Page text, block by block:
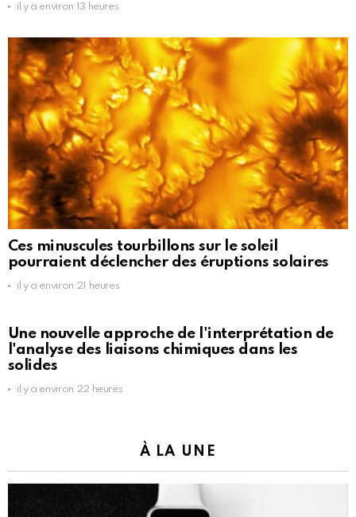
il y a environ 13 heures
Ces minuscules tourbillons sur le soleil
pourraient déclencher des éruptions solaires
il y a environ 21 heures
Une nouvelle approche de l'interprétation de
l'analyse des liaisons chimiques dans les
solides
il y a environ 22 heures
À LA UNE